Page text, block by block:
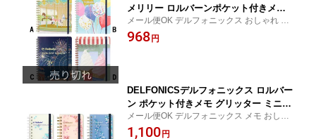
メリリー ロルバーンポケット付きメモ
L 501211
メール便OK デルフォニックス おしゃれ か
わいい 学生 ガーリー 習い事 女性 大人 女子
文具博 シンプルで飽きのこないデザイン 使
968 円
DELFONICSデルフォニックス ロルバー
ン ポケット付きメモ グリッター ミニ 5
01373
メール便OK デルフォニックス メモ おしゃ
れ かわいい 学生 ガーリー 習い事 女性 大人
1,100 円